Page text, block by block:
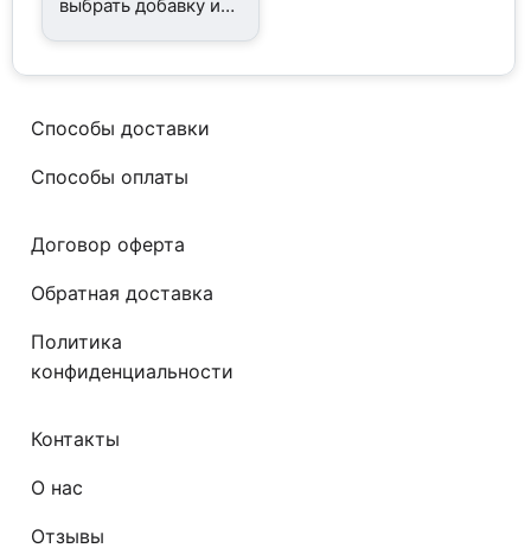
выбрать добавку и
Способы доставки
Способы оплаты
Договор оферта
Обратная доставка
Политика
конфиденциальности
Контакты
О нас
Отзывы